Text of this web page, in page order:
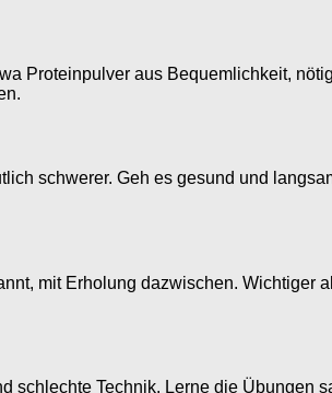
Proteinpulver aus Bequemlichkeit,
schwerer. Geh es gesund und
mit Erholung dazwischen. Wichtiger
Technik. Lerne die Übungen